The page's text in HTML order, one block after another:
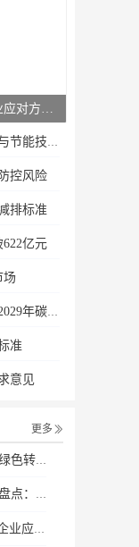
非洲13国集体"锁矿逼宫"，中国企业应对方案曝光
技术突破
控风险
排标准
亿元
场
目标明确
准
意见
更多
十五五能源投资超20万亿，中国绿色转型提速
2026上半年全球锂电产业链全景盘点：储能爆发、整车出口高增、材料供需分化